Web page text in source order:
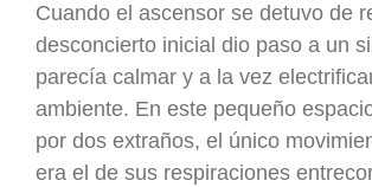
Cuando el ascensor se detuvo de
desconcierto inicial dio paso a un
parecía calmar y a la vez
ambiente. En este pequeño
por dos extraños, el único
era el de sus respiraciones